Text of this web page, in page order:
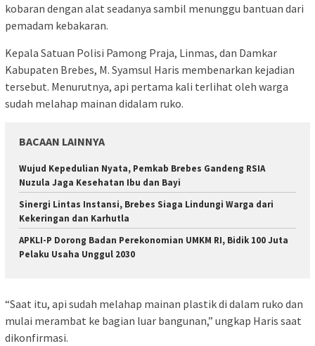
kobaran dengan alat seadanya sambil menunggu bantuan dari
pemadam kebakaran.
Kepala Satuan Polisi Pamong Praja, Linmas, dan Damkar
Kabupaten Brebes, M. Syamsul Haris membenarkan kejadian
tersebut. Menurutnya, api pertama kali terlihat oleh warga
sudah melahap mainan didalam ruko.
BACAAN LAINNYA
Wujud Kepedulian Nyata, Pemkab Brebes Gandeng RSIA
Nuzula Jaga Kesehatan Ibu dan Bayi
Sinergi Lintas Instansi, Brebes Siaga Lindungi Warga dari
Kekeringan dan Karhutla
APKLI-P Dorong Badan Perekonomian UMKM RI, Bidik 100 Juta
Pelaku Usaha Unggul 2030
“Saat itu, api sudah melahap mainan plastik di dalam ruko dan
mulai merambat ke bagian luar bangunan,” ungkap Haris saat
dikonfirmasi.